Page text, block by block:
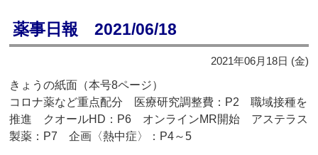
薬事日報 2021/06/18
2021年06月18日 (金)
きょうの紙面（本号8ページ）
コロナ薬など重点配分 医療研究調整費：P2 職域接種を
推進 クオールHD：P6 オンラインMR開始 アステラス
製薬：P7 企画〈熱中症〉：P4～5